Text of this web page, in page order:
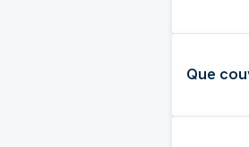
Que